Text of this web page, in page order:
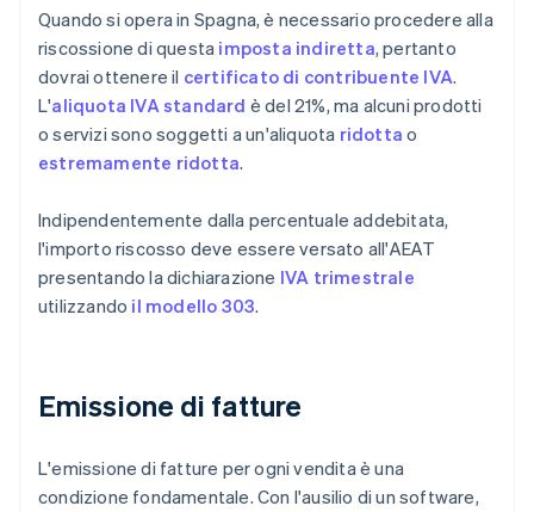
Quando si opera in Spagna, è necessario procedere alla
riscossione di questa imposta indiretta, pertanto
dovrai ottenere il certificato di contribuente IVA.
L'aliquota IVA standard è del 21%, ma alcuni prodotti
o servizi sono soggetti a un'aliquota ridotta o
estremamente ridotta.
Indipendentemente dalla percentuale addebitata,
l'importo riscosso deve essere versato all'AEAT
presentando la dichiarazione IVA trimestrale
utilizzando il modello 303.
Emissione di fatture
L'emissione di fatture per ogni vendita è una
condizione fondamentale. Con l'ausilio di un software,